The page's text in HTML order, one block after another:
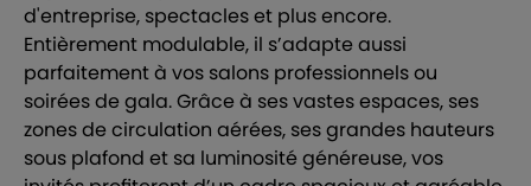
d'entreprise, spectacles et plus encore.
Entièrement modulable, il s’adapte aussi
parfaitement à vos salons professionnels ou
soirées de gala. Grâce à ses vastes espaces, ses
zones de circulation aérées, ses grandes hauteurs
sous plafond et sa luminosité généreuse, vos